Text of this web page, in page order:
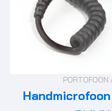
PORTOFOON